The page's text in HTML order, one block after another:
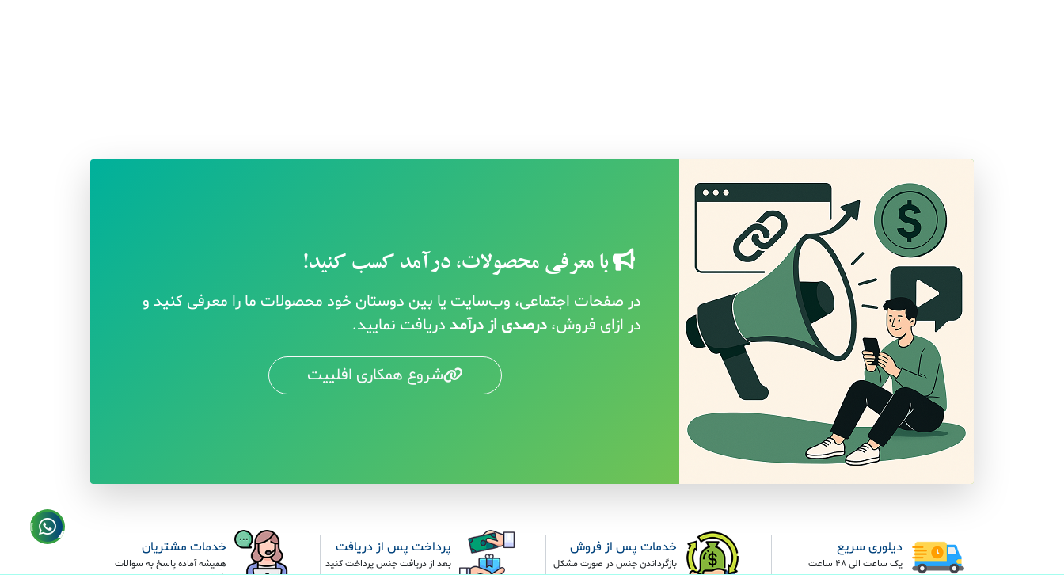
با معرفی محصولات، درآمد کسب کنید!
در صفحات اجتماعی، وب‌سایت یا بین دوستان خود محصولات ما را معرفی کنید و
در ازای فروش، درصدی از درآمد دریافت نمایید.
شروع همکاری افلییت
دیلوری سریع
یک ساعت الی 48 ساعت
خدمات پس از فروش
بازگرداندن جنس در صورت مشکل
پرداخت پس از دریافت
بعد از دریافت جنس پرداخت کنید
خدمات مشتریان
همیشه آماده پاسخ به سوالات